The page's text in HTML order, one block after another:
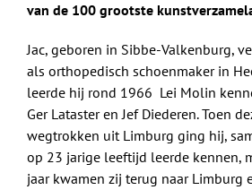
van de 100 grootste
Jac, geboren in Sibbe-Valkenburg,
als orthopedisch schoenmaker in
leerde hij rond 1966 Lei Molin
Ger Lataster en Jef Diederen. Toen
wegtrokken uit Limburg ging hij,
op 23 jarige leeftijd leerde kennen,
jaar kwamen zij terug naar Limburg